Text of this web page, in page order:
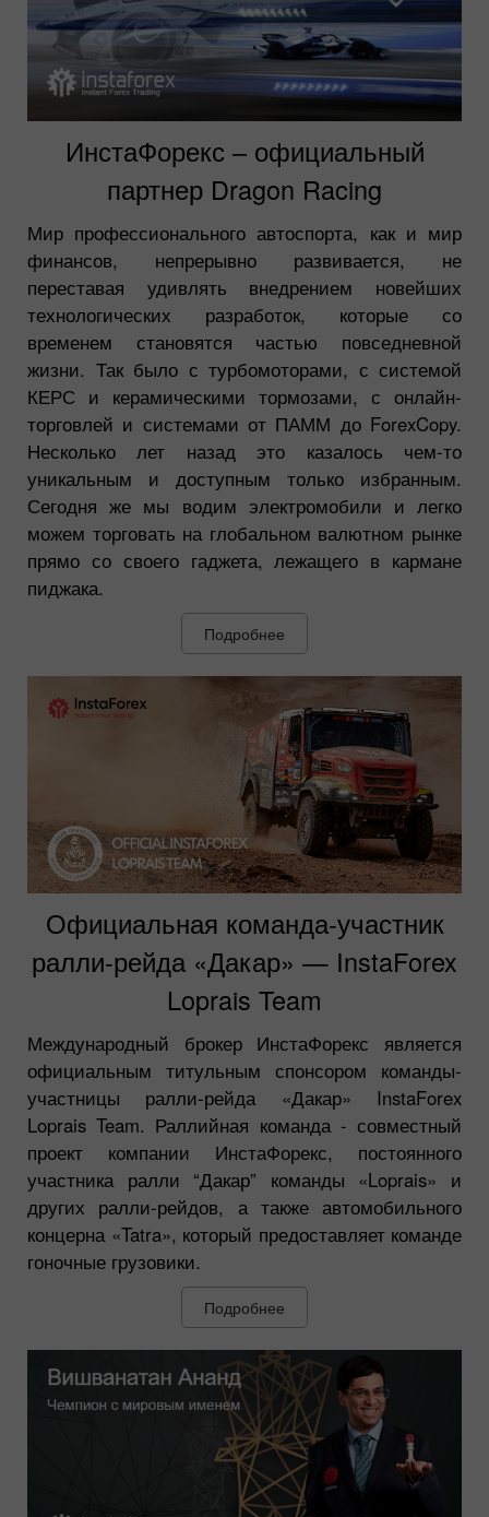
ИнстаФорекс – официальный
партнер Dragon Racing
Мир профессионального автоспорта, как и мир
финансов, непрерывно развивается, не
переставая удивлять внедрением новейших
технологических разработок, которые со
временем становятся частью повседневной
жизни. Так было с турбомоторами, с системой
КЕРС и керамическими тормозами, с онлайн-
торговлей и системами от ПАММ до ForexCopy.
Несколько лет назад это казалось чем-то
уникальным и доступным только избранным.
Сегодня же мы водим электромобили и легко
можем торговать на глобальном валютном рынке
прямо со своего гаджета, лежащего в кармане
пиджака.
Подробнее
Официальная команда-участник
ралли-рейда «Дакар» — InstaForex
Loprais Team
Международный брокер ИнстаФорекс является
официальным титульным спонсором команды-
участницы ралли-рейда «Дакар» InstaForex
Loprais Team. Раллийная команда - совместный
проект компании ИнстаФорекс, постоянного
участника ралли “Дакар” команды «Loprais» и
других ралли-рейдов, а также автомобильного
концерна «Tatra», который предоставляет команде
гоночные грузовики.
Подробнее